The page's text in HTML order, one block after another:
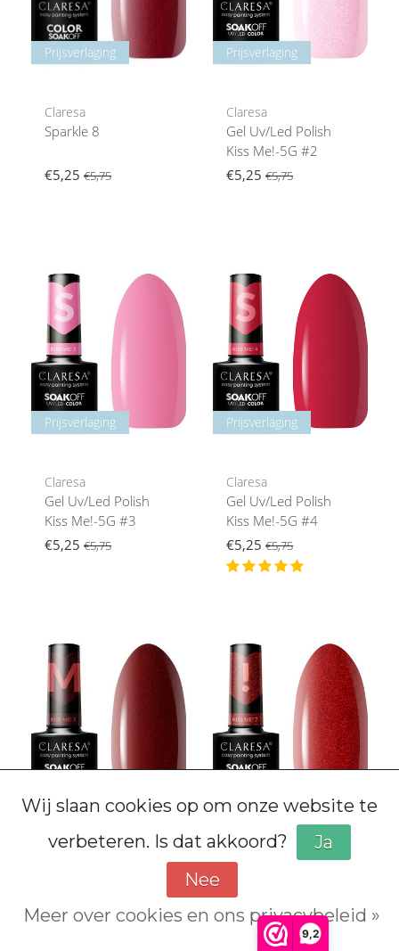
9,2
Prijsverlaging
Claresa
Sparkle 8
€5,25 €5,75
Prijsverlaging
Claresa
Gel Uv/Led Polish
Kiss Me!-5G #2
€5,25 €5,75
Prijsverlaging
Claresa
Gel Uv/Led Polish
Kiss Me!-5G #3
€5,25 €5,75
Prijsverlaging
Claresa
Gel Uv/Led Polish
Kiss Me!-5G #4
€5,25 €5,75
Claresa
€5,25 €5,75
Claresa
€5,25 €5,75
Wij slaan cookies op om onze website te
verbeteren. Is dat akkoord?
Ja
Nee
Meer over cookies en ons privacybeleid »